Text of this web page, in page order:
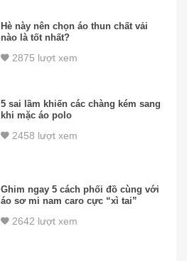
Hè này nên chọn áo thun chất vải
nào là tốt nhất?
2875 lượt xem
5 sai lầm khiến các chàng kém sang
khi mặc áo polo
2458 lượt xem
Ghim ngay 5 cách phối đồ cùng với
áo sơ mi nam caro cực “xì tai”
2642 lượt xem